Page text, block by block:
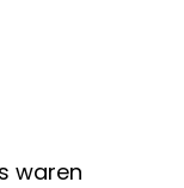
waren